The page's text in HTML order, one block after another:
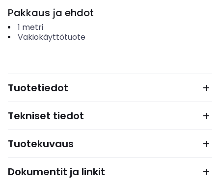
Pakkaus ja ehdot
1 metri
Vakiokäyttötuote
Tuotetiedot
Tekniset tiedot
Tuotekuvaus
Dokumentit ja linkit